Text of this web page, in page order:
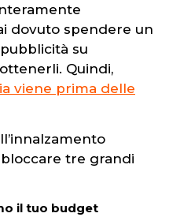
dovuto spendere un
su
Quindi,
viene prima delle
tre grandi
il tuo budget